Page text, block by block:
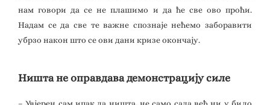
нам говори да се не плашимо и да ће све ово проћи.
Надам се да све те важне спознаје нећемо заборавити
убрзо након што се ови дани кризе окончају.
Ништа не оправдава демонстрацију силе